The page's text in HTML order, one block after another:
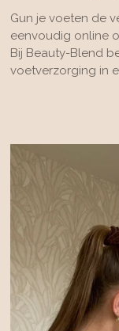
Gun je voeten de
eenvoudig online
Bij Beauty-Blend
voetverzorging in